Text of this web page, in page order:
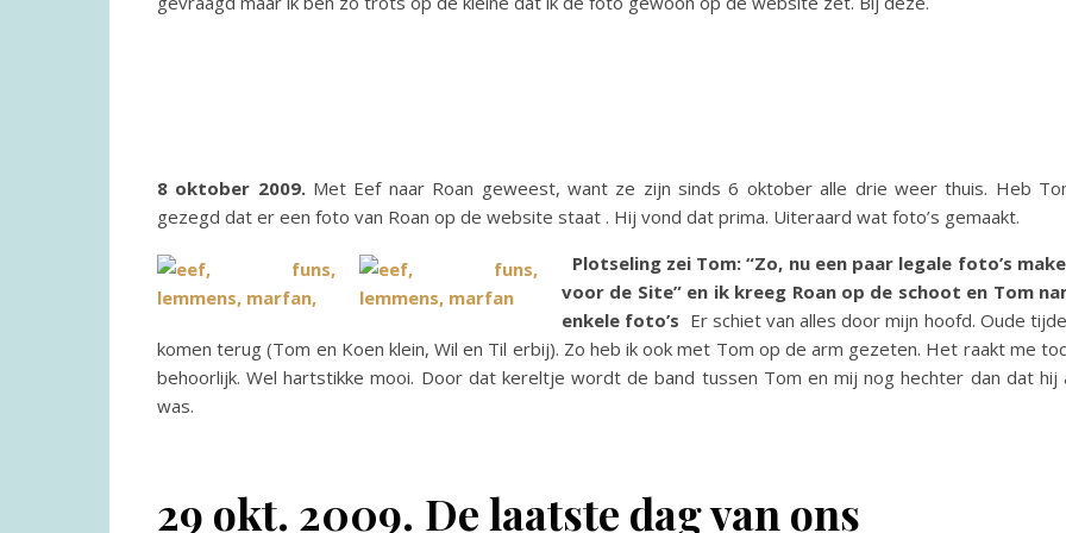
8 oktober 2009.Met Eef naar Roan geweest, want ze zijn sinds 6 oktober alle drie weer thuis. Heb
gezegd dat er een foto van Roan op de website staat . Hij vond dat prima. Uiteraard wat foto’s gemaakt.
Plotseling zei Tom: “Zo, nu een paar legale foto’s
voor de Site” en ik kreeg Roan op de schoot en Tom
enkele foto’s Er schiet van alles door mijn hoofd. Oude
komen terug (Tom en Koen klein, Wil en Til erbij). Zo heb ik ook met Tom op de arm gezeten. Het raakt me
behoorlijk. Wel hartstikke mooi. Door dat kereltje wordt de band tussen Tom en mij nog hechter dan dat hij
was.
29 okt. 2009. De laatste dag van ons